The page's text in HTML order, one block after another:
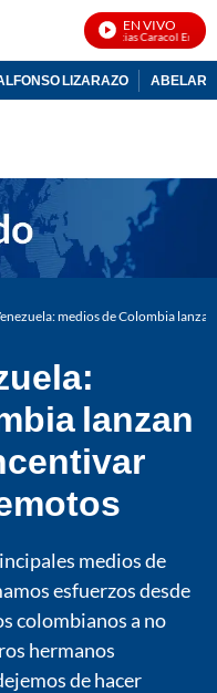
EN VIVO
Noticias Caracol En Vivo
LIZARAZO
medios de Colombia
lanzan
medios de
esfuerzos desde
colombianos a no
hermanos
de hacer